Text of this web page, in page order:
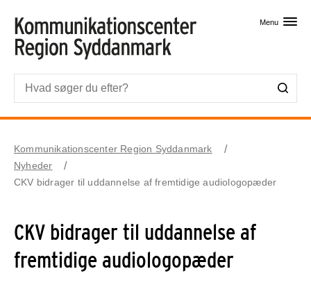
Menu
Kommunikationscenter Region Syddanmark
Nyheder
CKV bidrager til uddannelse af fremtidige audiologopæder
CKV bidrager til uddannelse af
fremtidige audiologopæder